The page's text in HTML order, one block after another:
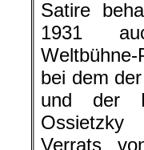
Satire
1931
bei dem
und der
Verrats